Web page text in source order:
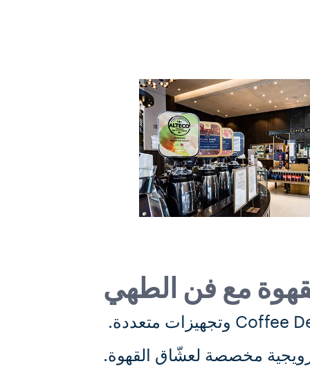
مع فن الطهي
مخصصة لعشّاق القهوة.